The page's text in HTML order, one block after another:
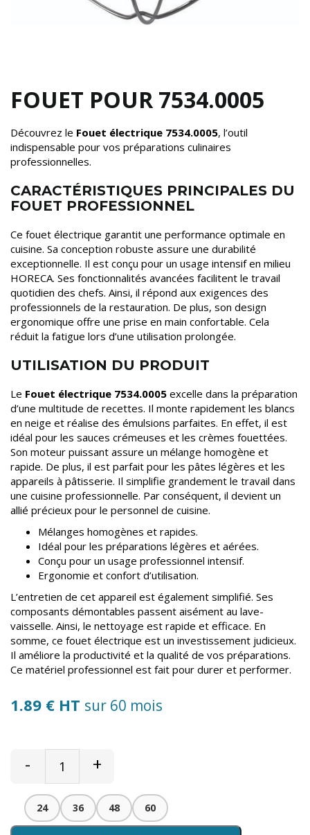
FOUET POUR 7534.0005
Découvrez le Fouet électrique 7534.0005, l’outil
indispensable pour vos préparations culinaires
professionnelles.
CARACTÉRISTIQUES PRINCIPALES DU
FOUET PROFESSIONNEL
Ce fouet électrique garantit une performance optimale en
cuisine. Sa conception robuste assure une durabilité
exceptionnelle. Il est conçu pour un usage intensif en milieu
HORECA. Ses fonctionnalités avancées facilitent le travail
quotidien des chefs. Ainsi, il répond aux exigences des
professionnels de la restauration. De plus, son design
ergonomique offre une prise en main confortable. Cela
réduit la fatigue lors d’une utilisation prolongée.
UTILISATION DU PRODUIT
Le Fouet électrique 7534.0005 excelle dans la préparation
d’une multitude de recettes. Il monte rapidement les blancs
en neige et réalise des émulsions parfaites. En effet, il est
idéal pour les sauces crémeuses et les crèmes fouettées.
Son moteur puissant assure un mélange homogène et
rapide. De plus, il est parfait pour les pâtes légères et les
appareils à pâtisserie. Il simplifie grandement le travail dans
une cuisine professionnelle. Par conséquent, il devient un
allié précieux pour le personnel de cuisine.
Mélanges homogènes et rapides.
Idéal pour les préparations légères et aérées.
Conçu pour un usage professionnel intensif.
Ergonomie et confort d’utilisation.
L’entretien de cet appareil est également simplifié. Ses
composants démontables passent aisément au lave-
vaisselle. Ainsi, le nettoyage est rapide et efficace. En
somme, ce fouet électrique est un investissement judicieux.
Il améliore la productivité et la qualité de vos préparations.
Ce matériel professionnel est fait pour durer et performer.
1.89 € HT sur 60 mois
- +
24 36 48 60